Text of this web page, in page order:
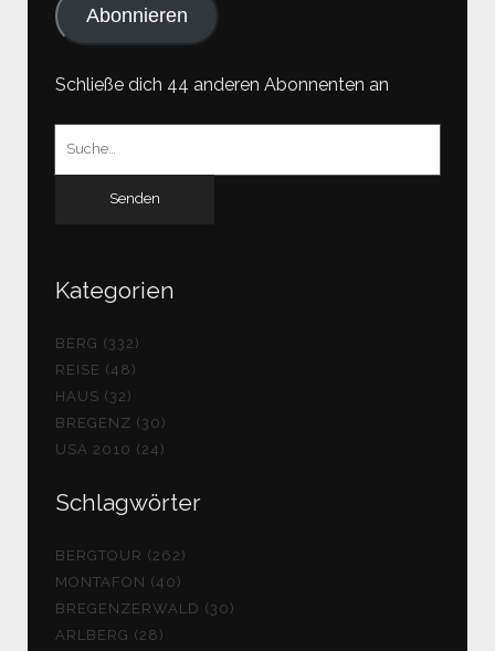
Abonnieren
Schließe dich 44 anderen Abonnenten an
Kategorien
BERG (332)
REISE (48)
HAUS (32)
BREGENZ (30)
USA 2010 (24)
Schlagwörter
BERGTOUR (262)
MONTAFON (40)
BREGENZERWALD (30)
ARLBERG (28)